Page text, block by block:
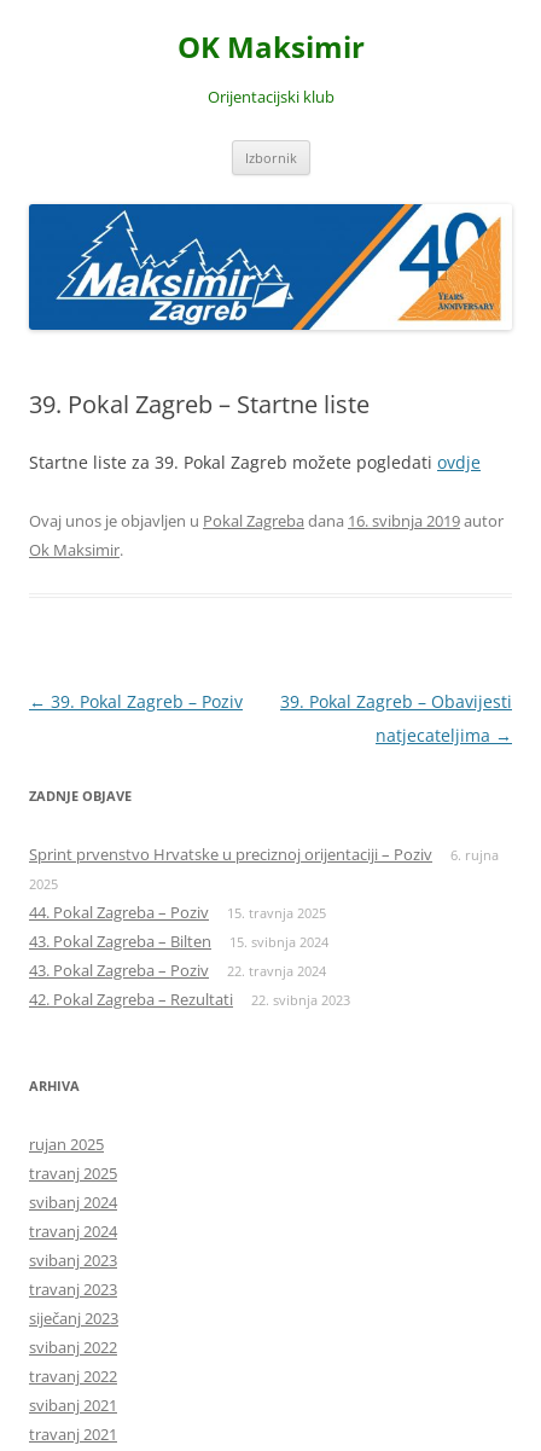
OK Maksimir
Orijentacijski klub
Izbornik
39. Pokal Zagreb – Startne liste
Startne liste za 39. Pokal Zagreb možete pogledati ovdje
Ovaj unos je objavljen u Pokal Zagreba dana 16. svibnja 2019autor
Ok Maksimir.
Navigacija
← 39. Pokal Zagreb – Poziv
39. Pokal Zagreb – Obavijesti
natjecateljima →
ZADNJE OBJAVE
Sprint prvenstvo Hrvatske u preciznoj orijentaciji – Poziv
6. rujna
2025
44. Pokal Zagreba – Poziv 15. travnja 2025
43. Pokal Zagreba – Bilten 15. svibnja 2024
43. Pokal Zagreba – Poziv 22. travnja 2024
42. Pokal Zagreba – Rezultati 22. svibnja 2023
ARHIVA
rujan 2025
travanj 2025
svibanj 2024
travanj 2024
svibanj 2023
travanj 2023
siječanj 2023
svibanj 2022
travanj 2022
svibanj 2021
travanj 2021